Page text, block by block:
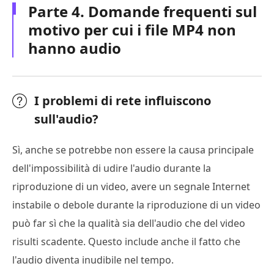
Parte 4. Domande frequenti sul
motivo per cui i file MP4 non
hanno audio
I problemi di rete influiscono
sull'audio?
Sì, anche se potrebbe non essere la causa principale
dell'impossibilità di udire l'audio durante la
riproduzione di un video, avere un segnale Internet
instabile o debole durante la riproduzione di un video
può far sì che la qualità sia dell'audio che del video
risulti scadente. Questo include anche il fatto che
l'audio diventa inudibile nel tempo.